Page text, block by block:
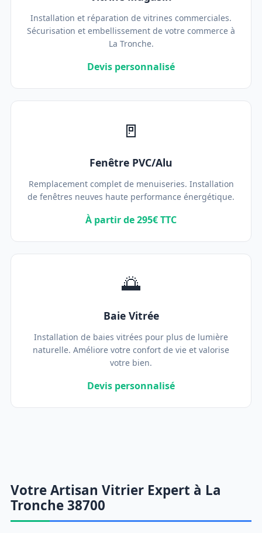
Installation et réparation de vitrines commerciales.
Sécurisation et embellissement de votre commerce à
La Tronche.
Devis personnalisé
🚪
Fenêtre PVC/Alu
Remplacement complet de menuiseries. Installation
de fenêtres neuves haute performance énergétique.
À partir de 295€ TTC
🌅
Baie Vitrée
Installation de baies vitrées pour plus de lumière
naturelle. Améliore votre confort de vie et valorise
votre bien.
Devis personnalisé
Votre Artisan Vitrier Expert à La
Tronche 38700